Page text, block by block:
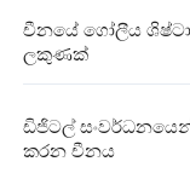
චීනයේ ගෝලීය
ලකුණක්
ඩිජිටල්
කරන චීනය